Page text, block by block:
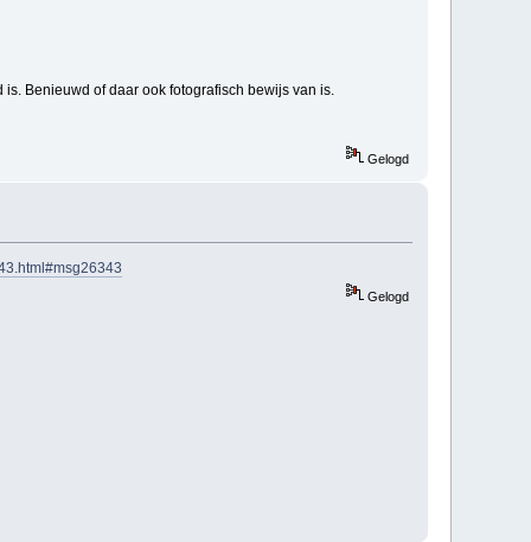
Benieuwd of daar ook fotografisch bewijs van is.
Gelogd
Gelogd